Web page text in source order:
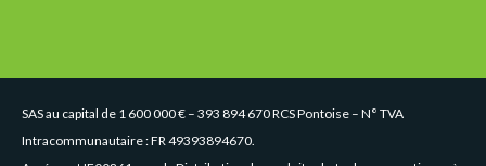
SAS au capital de 1 600 000 € – 393 894 670 RCS Pontoise – N° TVA
Intracommunautaire : FR 49393894670.